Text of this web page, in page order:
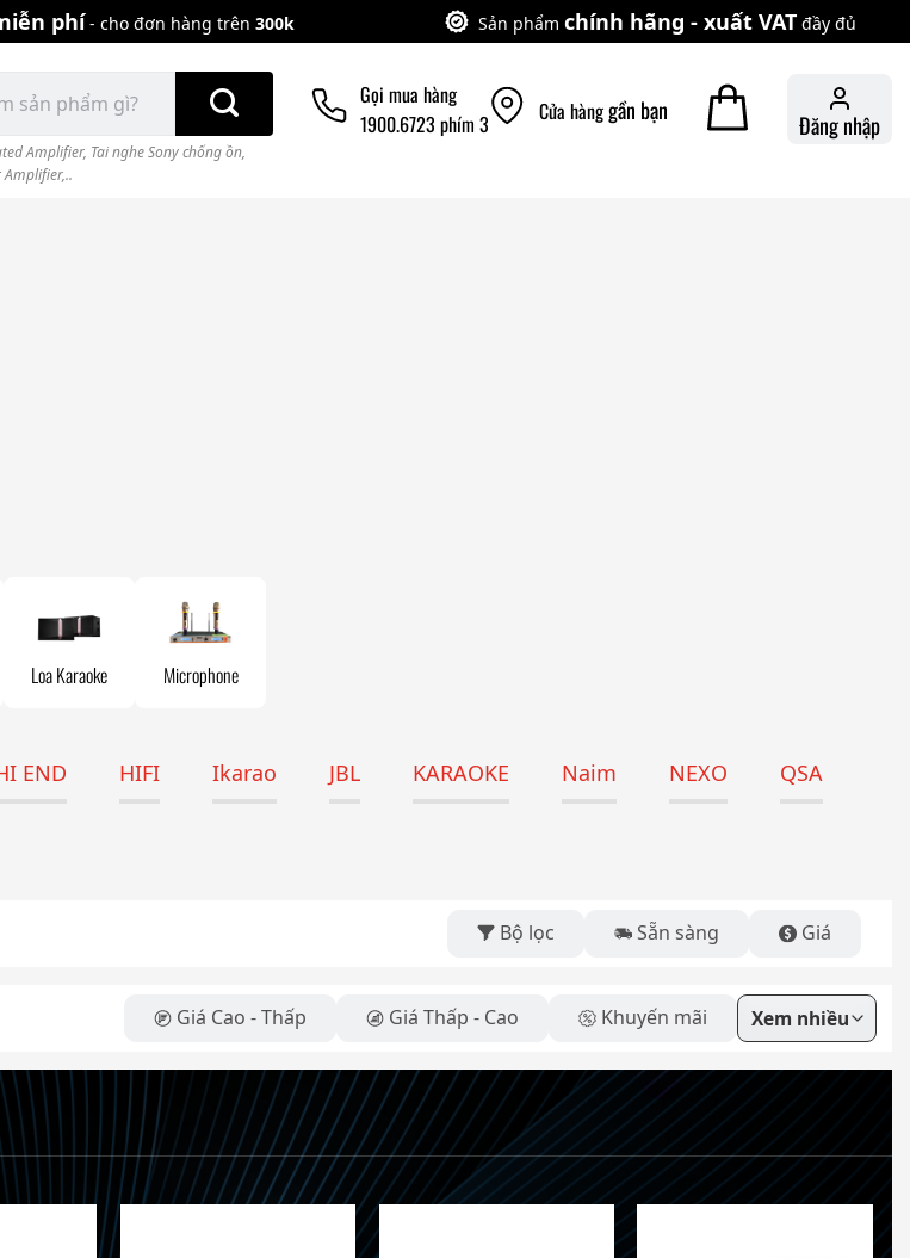
phí- cho đơn hàng trên 300k Sản phẩm chính hãng - xuất VAT đầy đủ
Amplifier, Tai nghe Sony chống ồn,
Gọi mua hàng
1900.6723 phím 3
Cửa hànggần bạn Đăng nhập
Loa Karaoke Microphone
END HIFI Ikarao JBL KARAOKE Naim NEXO
QSA
Bộ lọc Sẵn sàng Giá
Giá Cao - Thấp Giá Thấp - Cao Khuyến mãi